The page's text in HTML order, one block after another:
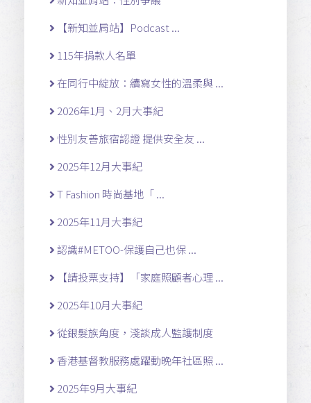
【新知並肩站】Podcast ...
115年捐款人名單
在同行中綻放：續寫女性的溫柔與 ...
2026年1月、2月大事紀
性別友善旅宿認證 提供安全友 ...
2025年12月大事紀
T Fashion 時尚基地「 ...
2025年11月大事紀
認識#METOO-保護自己也保 ...
【請投票支持】「家庭照顧者心理 ...
2025年10月大事紀
從銀髮族角度，淺談成人監護制度
香港基督教服務處躍動晚年社區照 ...
2025年9月大事紀